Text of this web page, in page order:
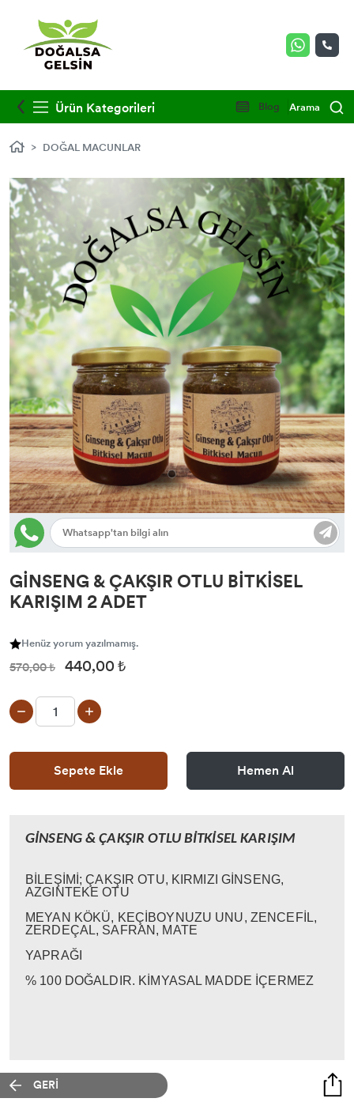
Ürün Kategorileri Blog Arama
DOĞAL MACUNLAR
GİNSENG & ÇAKŞIR OTLU BİTKİSEL
KARIŞIM 2 ADET
Henüz yorum yazılmamış.
570,00 ₺ 440,00 ₺
Sepete Ekle Hemen Al
GİNSENG & ÇAKŞIR OTLU BİTKİSEL KARIŞIM
BİLEŞİMİ; ÇAKŞIR OTU, KIRMIZI GİNSENG,
AZGINTEKE OTU
MEYAN KÖKÜ, KEÇİBOYNUZU UNU, ZENCEFİL,
ZERDEÇAL, SAFRAN, MATE
YAPRAĞI
% 100 DOĞALDIR. KİMYASAL MADDE İÇERMEZ
GERİ